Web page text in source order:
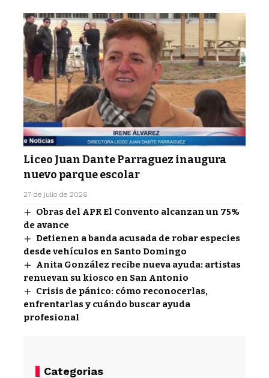
Liceo Juan Dante Parraguez inaugura
nuevo parque escolar
27 de julio de 2026
Obras del APR El Convento alcanzan un 75%
de avance
Detienen a banda acusada de robar especies
desde vehículos en Santo Domingo
Anita González recibe nueva ayuda: artistas
renuevan su kiosco en San Antonio
Crisis de pánico: cómo reconocerlas,
enfrentarlas y cuándo buscar ayuda
profesional
Categorias